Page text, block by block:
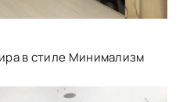
в стиле Минимализм